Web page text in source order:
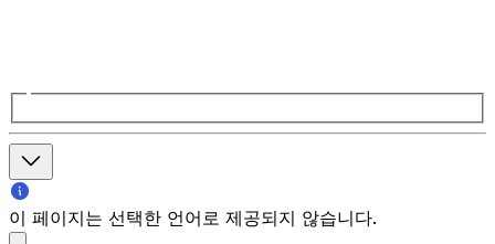
이 페이지는 선택한 언어로 제공되지 않습니다.